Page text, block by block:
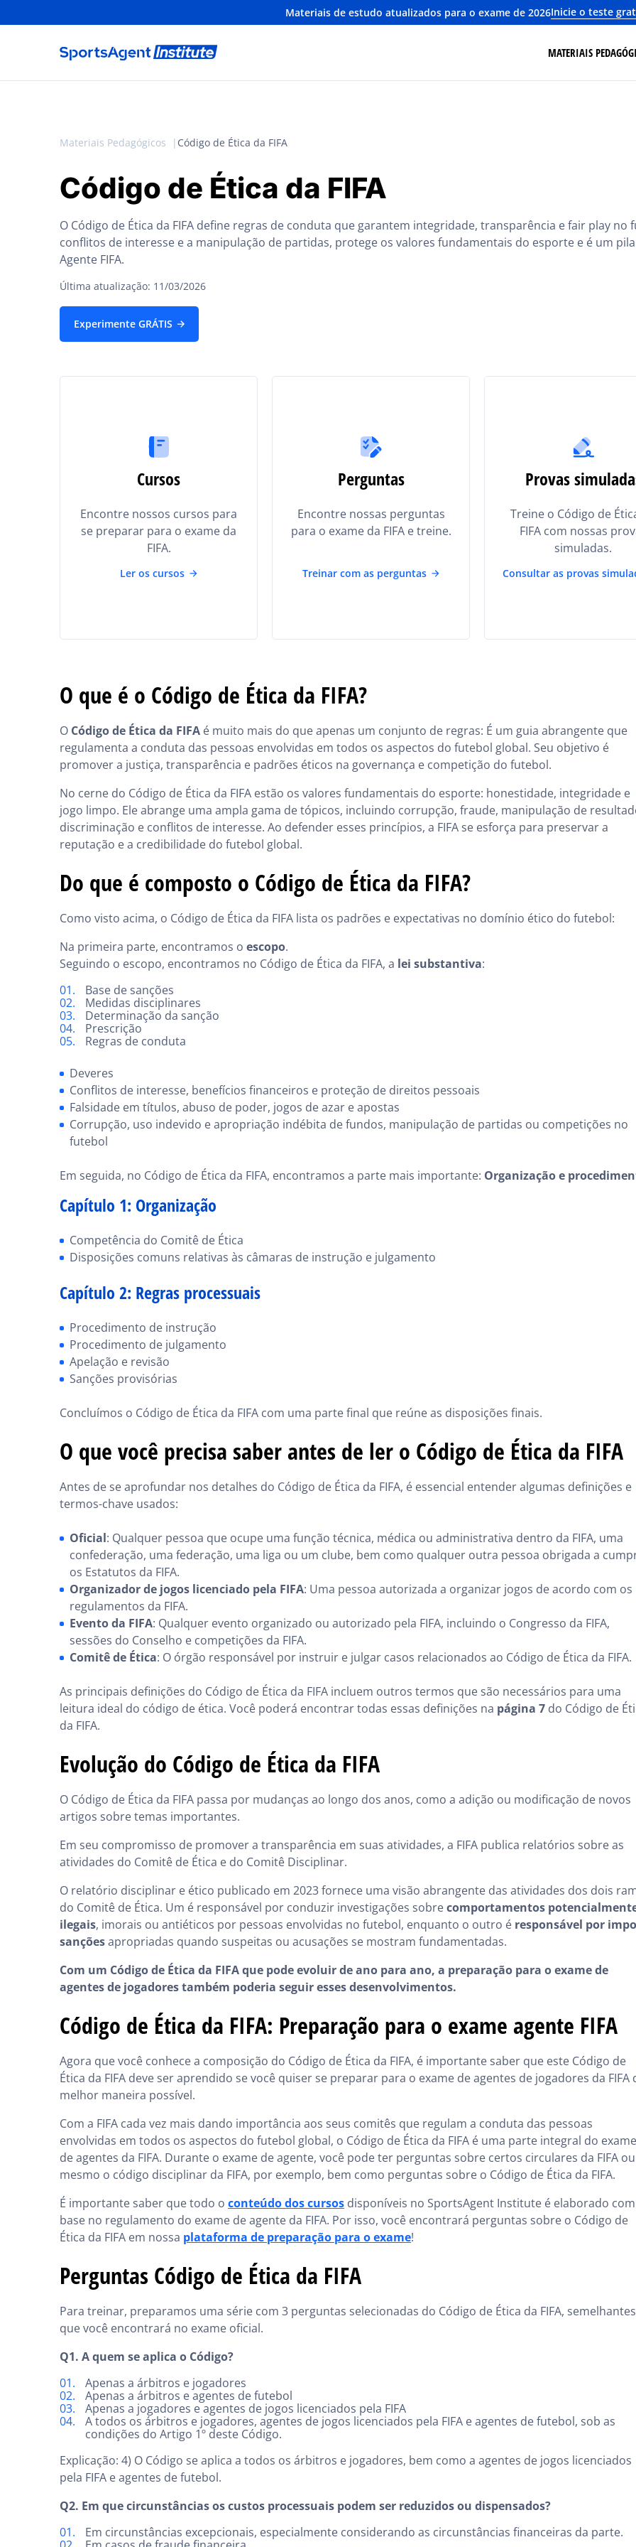
Materiais de estudo atualizados para o exame de 2026Inicie o teste
MATERIAIS
Materiais Pedagógicos Código de Ética da FIFA
Código de Ética da FIFA
O Código de Ética da FIFA define regras de conduta que garantem integridade, transparência e fair play
conflitos de interesse e a manipulação de partidas, protege os valores fundamentais do esporte e é um
Agente FIFA.
Última atualização: 11/03/2026
Experimente GRÁTIS
Cursos
Encontre nossos cursos para
se preparar para o exame da
FIFA.
Ler os cursos
Perguntas
Encontre nossas perguntas
para o exame da FIFA e treine.
Treinar com as perguntas
Provas
Treine o Código de
FIFA com nossas
simuladas.
Consultar as provas
O que é o Código de Ética da FIFA?
O Código de Ética da FIFA é muito mais do que apenas um conjunto de regras: É um guia abrangente que
regulamenta a conduta das pessoas envolvidas em todos os aspectos do futebol global. Seu objetivo é
promover a justiça, transparência e padrões éticos na governança e competição do futebol.
No cerne do Código de Ética da FIFA estão os valores fundamentais do esporte: honestidade, integridade e
jogo limpo. Ele abrange uma ampla gama de tópicos, incluindo corrupção, fraude, manipulação de
discriminação e conflitos de interesse. Ao defender esses princípios, a FIFA se esforça para preservar a
reputação e a credibilidade do futebol global.
Do que é composto o Código de Ética da FIFA?
Como visto acima, o Código de Ética da FIFA lista os padrões e expectativas no domínio ético do futebol:
Na primeira parte, encontramos o escopo.
Seguindo o escopo, encontramos no Código de Ética da FIFA, a lei substantiva:
Base de sanções
Medidas disciplinares
Determinação da sanção
Prescrição
Regras de conduta
Deveres
Conflitos de interesse, benefícios financeiros e proteção de direitos pessoais
Falsidade em títulos, abuso de poder, jogos de azar e apostas
Corrupção, uso indevido e apropriação indébita de fundos, manipulação de partidas ou competições no
futebol
Em seguida, no Código de Ética da FIFA, encontramos a parte mais importante: Organização e
Capítulo 1: Organização
Competência do Comitê de Ética
Disposições comuns relativas às câmaras de instrução e julgamento
Capítulo 2: Regras processuais
Procedimento de instrução
Procedimento de julgamento
Apelação e revisão
Sanções provisórias
Concluímos o Código de Ética da FIFA com uma parte final que reúne as disposições finais.
O que você precisa saber antes de ler o Código de Ética da FIFA
Antes de se aprofundar nos detalhes do Código de Ética da FIFA, é essencial entender algumas definições e
termos-chave usados:
Oficial: Qualquer pessoa que ocupe uma função técnica, médica ou administrativa dentro da FIFA, uma
confederação, uma federação, uma liga ou um clube, bem como qualquer outra pessoa obrigada a
os Estatutos da FIFA.
Organizador de jogos licenciado pela FIFA: Uma pessoa autorizada a organizar jogos de acordo com os
regulamentos da FIFA.
Evento da FIFA: Qualquer evento organizado ou autorizado pela FIFA, incluindo o Congresso da FIFA,
sessões do Conselho e competições da FIFA.
Comitê de Ética: O órgão responsável por instruir e julgar casos relacionados ao Código de Ética da FIFA.
As principais definições do Código de Ética da FIFA incluem outros termos que são necessários para uma
leitura ideal do código de ética. Você poderá encontrar todas essas definições na página 7 do Código de
da FIFA.
Evolução do Código de Ética da FIFA
O Código de Ética da FIFA passa por mudanças ao longo dos anos, como a adição ou modificação de novos
artigos sobre temas importantes.
Em seu compromisso de promover a transparência em suas atividades, a FIFA publica relatórios sobre as
atividades do Comitê de Ética e do Comitê Disciplinar.
O relatório disciplinar e ético publicado em 2023 fornece uma visão abrangente das atividades dos dois
do Comitê de Ética. Um é responsável por conduzir investigações sobrecomportamentos
ilegais, imorais ou antiéticos por pessoas envolvidas no futebol, enquanto o outro é responsável por
sançõesapropriadas quando suspeitas ou acusações se mostram fundamentadas.
Com um Código de Ética da FIFA que pode evoluir de ano para ano, a preparação para o exame de
agentes de jogadores também poderia seguir esses desenvolvimentos.
Código de Ética da FIFA: Preparação para o exame agente FIFA
Agora que você conhece a composição do Código de Ética da FIFA, é importante saber que este Código de
Ética da FIFA deve ser aprendido se você quiser se preparar para o exame de agentes de jogadores da FIFA
melhor maneira possível.
Com a FIFA cada vez mais dando importância aos seus comitês que regulam a conduta das pessoas
envolvidas em todos os aspectos do futebol global, o Código de Ética da FIFA é uma parte integral do exame
de agentes da FIFA. Durante o exame de agente, você pode ter perguntas sobre certos circulares da FIFA ou
mesmo o código disciplinar da FIFA, por exemplo, bem como perguntas sobre o Código de Ética da FIFA.
É importante saber que todo o conteúdo dos cursos disponíveis no SportsAgent Institute é elaborado com
base no regulamento do exame de agente da FIFA. Por isso, você encontrará perguntas sobre o Código de
Ética da FIFA em nossa plataforma de preparação para o exame!
Perguntas Código de Ética da FIFA
Para treinar, preparamos uma série com 3 perguntas selecionadas do Código de Ética da FIFA,
que você encontrará no exame oficial.
Q1. A quem se aplica o Código?
Apenas a árbitros e jogadores
Apenas a árbitros e agentes de futebol
Apenas a jogadores e agentes de jogos licenciados pela FIFA
A todos os árbitros e jogadores, agentes de jogos licenciados pela FIFA e agentes de futebol, sob as
condições do Artigo 1º deste Código.
Explicação: 4) O Código se aplica a todos os árbitros e jogadores, bem como a agentes de jogos licenciados
pela FIFA e agentes de futebol.
Q2. Em que circunstâncias os custos processuais podem ser reduzidos ou dispensados?
Em circunstâncias excepcionais, especialmente considerando as circunstâncias financeiras da parte.